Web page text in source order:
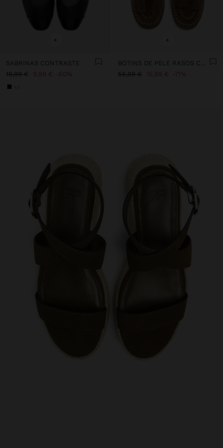
+
SABRINAS CONTRASTE
19,99 €
9,99 € 50%
+
55,99 €
15,99 € 71%